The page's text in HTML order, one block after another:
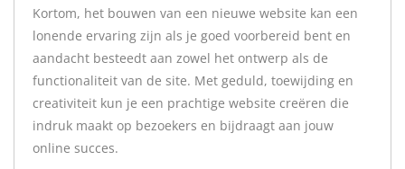
Kortom, het bouwen van een nieuwe website kan een
lonende ervaring zijn als je goed voorbereid bent en
aandacht besteedt aan zowel het ontwerp als de
functionaliteit van de site. Met geduld, toewijding en
creativiteit kun je een prachtige website creëren die
indruk maakt op bezoekers en bijdraagt aan jouw
online succes.